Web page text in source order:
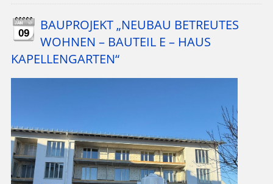
09
BAUPROJEKT „NEUBAU BETREUTES
WOHNEN – BAUTEIL E – HAUS
KAPELLENGARTEN“